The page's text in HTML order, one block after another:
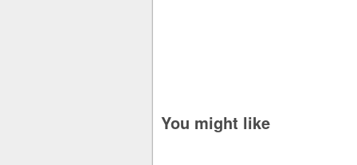
You might like